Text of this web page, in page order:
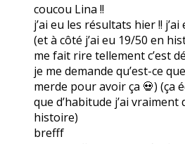
coucou Lina !!
j’ai eu les résultats hier !!
(et à côté j’ai eu 19/50 en
me fait rire tellement c’est
je me demande qu’est-ce
merde pour avoir ça 💀) (ça
que d’habitude j’ai
histoire)
brefff